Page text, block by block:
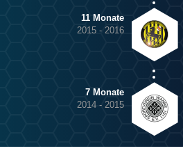
11 Monate
2015 - 2016
7 Monate
2014 - 2015